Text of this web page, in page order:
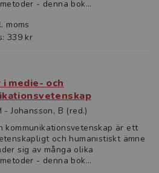
- denna bok...
moms
339 kr
medie- och
- Johansson, B (red.)
kommunikationsvetenskap är ett
och humanistiskt ämne
sig av många olika
- denna bok...